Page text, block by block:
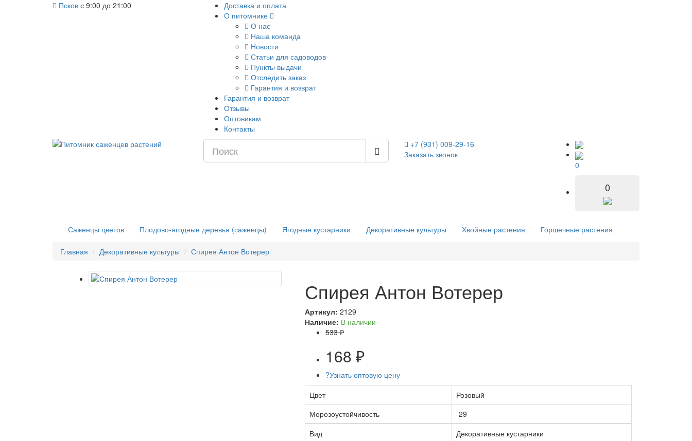
Псков с 9:00 до 21:00
Доставка и оплата
О питомнике
О нас
Наша команда
Новости
Статьи для садоводов
Пункты выдачи
Отследить заказ
Гарантия и возврат
Гарантия и возврат
Отзывы
Оптовикам
Контакты
+7 (931) 009-29-16
Заказать звонок
0
0
Саженцы цветов Плодово-ягодные деревья (саженцы) Ягодные кустарники Декоративные культуры Хвойные растения Горшечные растения
Главная Декоративные культуры Спирея Антон Вотерер
Спирея Антон Вотерер
Артикул: 2129
Наличие: В наличии
533 ₽
168 ₽
?Узнать оптовую цену
Цвет
Розовый
Морозоустойчивость
-29
Вид
Декоративные кустарники